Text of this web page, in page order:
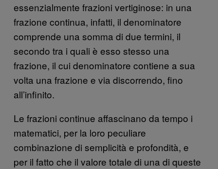
essenzialmente frazioni vertiginose: in una
frazione continua, infatti, il denominatore
comprende una somma di due termini, il
secondo tra i quali è esso stesso una
frazione, il cui denominatore contiene a sua
volta una frazione e via discorrendo, fino
all’infinito.
Le frazioni continue affascinano da tempo i
matematici, per la loro peculiare
combinazione di semplicità e profondità, e
per il fatto che il valore totale di una di queste